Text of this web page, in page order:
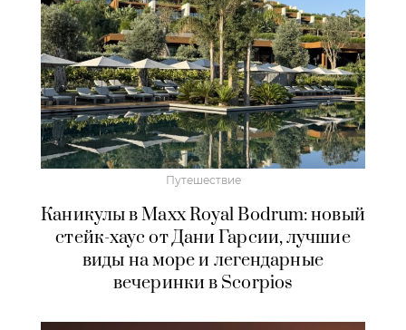
Путешествие
Каникулы в Maxx Royal Bodrum: новый
стейк-хаус от Дани Гарсии, лучшие
виды на море и легендарные
вечеринки в Scorpios